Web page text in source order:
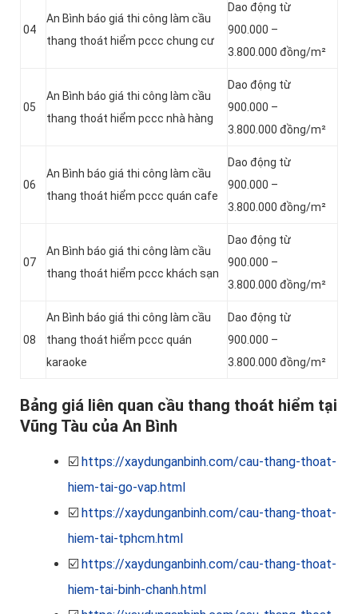
04
An Bình báo giá thi công làm cầu
thang thoát hiểm pccc chung cư
Dao động từ
900.000 –
3.800.000 đồng/m²
05
An Bình báo giá thi công làm cầu
thang thoát hiểm pccc nhà hàng
Dao động từ
900.000 –
3.800.000 đồng/m²
06
An Bình báo giá thi công làm cầu
thang thoát hiểm pccc quán cafe
Dao động từ
900.000 –
3.800.000 đồng/m²
07
An Bình báo giá thi công làm cầu
thang thoát hiểm pccc khách sạn
Dao động từ
900.000 –
3.800.000 đồng/m²
08
An Bình báo giá thi công làm cầu
thang thoát hiểm pccc quán
karaoke
Dao động từ
900.000 –
3.800.000 đồng/m²
Bảng giá liên quan cầu thang thoát hiểm tại
Vũng Tàu của An Bình
☑️ https://xaydunganbinh.com/cau-thang-thoat-
hiem-tai-go-vap.html
☑️ https://xaydunganbinh.com/cau-thang-thoat-
hiem-tai-tphcm.html
☑️ https://xaydunganbinh.com/cau-thang-thoat-
hiem-tai-binh-chanh.html